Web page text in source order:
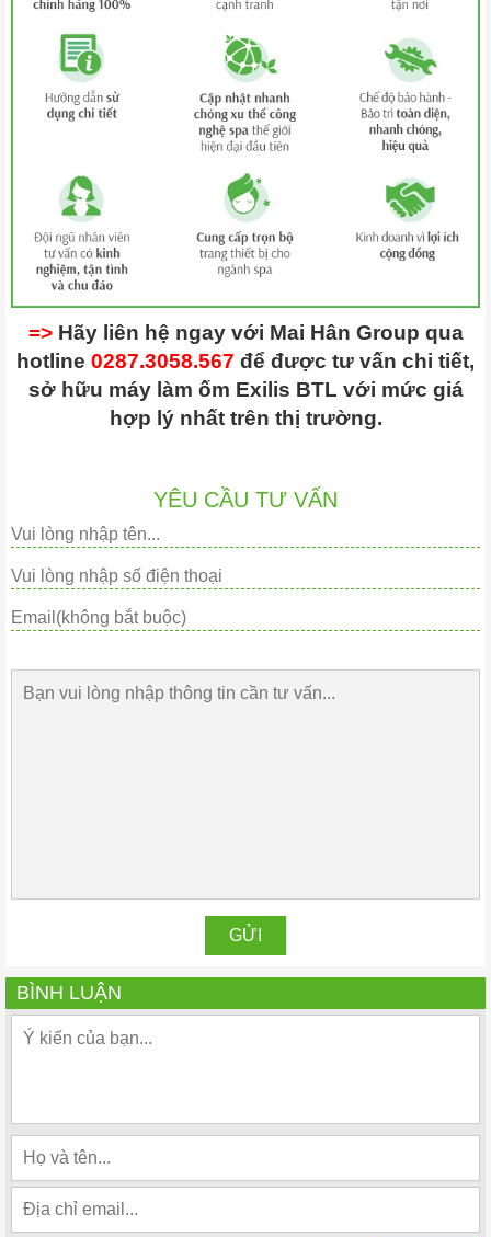
=>Hãy liên hệ ngay với Mai Hân Group qua
hotline 0287.3058.567 để được tư vấn chi tiết,
sở hữu máy làm ốm Exilis BTL với mức giá
hợp lý nhất trên thị trường.
YÊU CẦU TƯ VẤN
BÌNH LUẬN